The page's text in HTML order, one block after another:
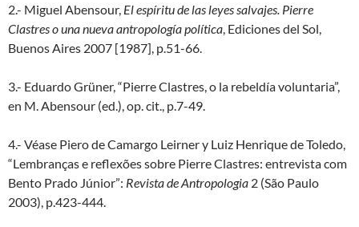
2.- Miguel Abensour, El espíritu de las leyes salvajes. Pierre
Clastres o una nueva antropología política, Ediciones del Sol,
Buenos Aires 2007 [1987], p.51-66.
3.- Eduardo Grüner, “Pierre Clastres, o la rebeldía voluntaria”,
en M. Abensour (ed.), op. cit., p.7-49.
4.- Véase Piero de Camargo Leirner y Luiz Henrique de Toledo,
“Lembranças e reflexões sobre Pierre Clastres: entrevista com
Bento Prado Júnior”: Revista de Antropologia 2 (São Paulo
2003), p.423-444.